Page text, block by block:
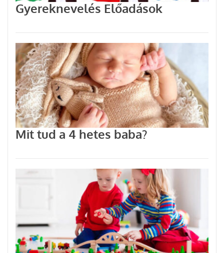
Gyereknevelés Előadások
Mit tud a 4 hetes baba?